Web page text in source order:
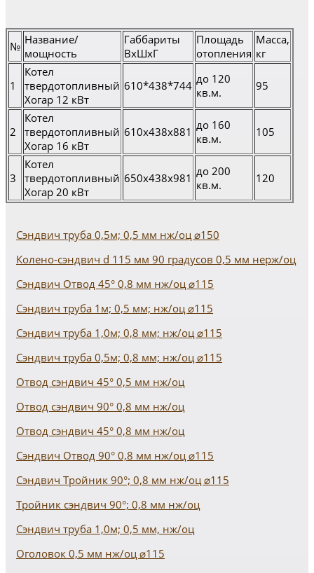
№ Название/
мощность
Габбариты
ВхШхГ
Площадь
отопления
Масса,
кг
1
Котел
твердотопливный
Хогар 12 кВт
610*438*744 до 120
кв.м.
95
2
Котел
твердотопливный
Хогар 16 кВт
610х438х881 до 160
кв.м.
105
3
Котел
твердотопливный
Хогар 20 кВт
650х438х981 до 200
кв.м.
120
Сэндвич труба 0,5м; 0,5 мм нж/оц ⌀150
Колено-сэндвич d 115 мм 90 градусов 0,5 мм нерж/оц
Сэндвич Отвод 45° 0,8 мм нж/оц ⌀115
Сэндвич труба 1м; 0,5 мм; нж/оц ⌀115
Сэндвич труба 1,0м; 0,8 мм; нж/оц ⌀115
Сэндвич труба 0,5м; 0,8 мм; нж/оц ⌀115
Отвод сэндвич 45° 0,5 мм нж/оц
Отвод сэндвич 90° 0,8 мм нж/оц
Отвод сэндвич 45° 0,8 мм нж/оц
Сэндвич Отвод 90° 0,8 мм нж/оц ⌀115
Сэндвич Тройник 90°; 0,8 мм нж/оц ⌀115
Тройник сэндвич 90°; 0,8 мм нж/оц
Сэндвич труба 1,0м; 0,5 мм, нж/оц
Оголовок 0,5 мм нж/оц ⌀115